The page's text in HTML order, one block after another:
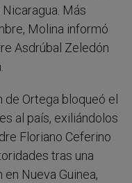
Más
Molina informó
Asdrúbal Zeledón
Ortega bloqueó el
al país, exiliándolos
Floriano Ceferino
tras una
Nueva Guinea,